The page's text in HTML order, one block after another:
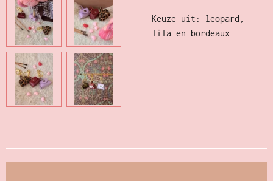
Keuze uit: leopard,
lila en bordeaux